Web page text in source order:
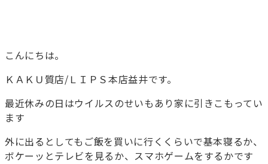
こんにちは。
ＫＡＫＵ質店/ＬＩＰＳ本店益井です。
最近休みの日はウイルスのせいもあり家に引きこもってい
ます
外に出るとしてもご飯を買いに行くくらいで基本寝るか、
ボケーッとテレビを見るか、スマホゲームをするかです